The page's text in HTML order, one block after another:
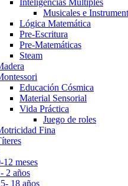
Inteligencias Múltiples
Musicales e
Lógica Matemática
Pre-Escritura
Pre-Matemáticas
Steam
Educación Cósmica
Material Sensorial
Vida Práctica
Juego de roles
Fina
12 meses
2 años
18 años